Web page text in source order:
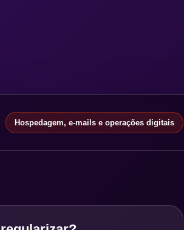
Hospedagem, e-mails e operações digitais